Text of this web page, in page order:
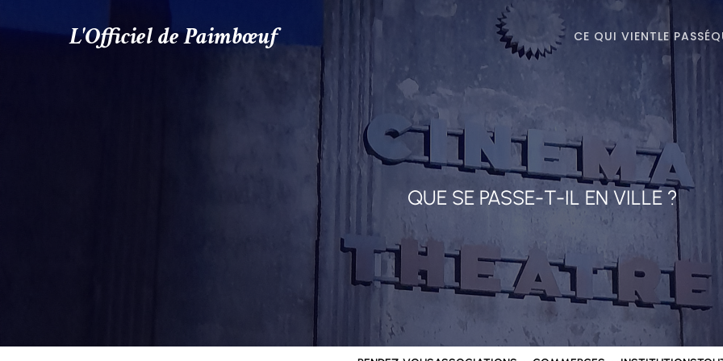
L'Officiel de Paimbœuf CE QUI VIENTLE PASSÉ
QUE SE PASSE-T-IL EN VILLE ?